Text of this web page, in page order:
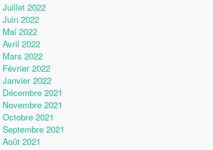
Juillet 2022
Juin 2022
Mai 2022
Avril 2022
Mars 2022
Février 2022
Janvier 2022
Décembre 2021
Novembre 2021
Octobre 2021
Septembre 2021
Août 2021